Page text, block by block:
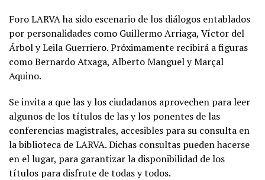
Foro LARVA ha sido escenario de los diálogos entablados
por personalidades como Guillermo Arriaga, Víctor del
Árbol y Leila Guerriero. Próximamente recibirá a figuras
como Bernardo Atxaga, Alberto Manguel y Marçal
Aquino.
Se invita a que las y los ciudadanos aprovechen para leer
algunos de los títulos de las y los ponentes de las
conferencias magistrales, accesibles para su consulta en
la biblioteca de LARVA. Dichas consultas pueden hacerse
en el lugar, para garantizar la disponibilidad de los
títulos para disfrute de todas y todos.